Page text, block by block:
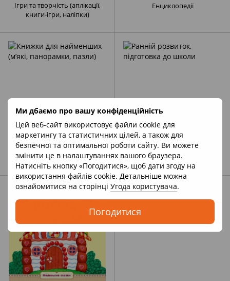
Ми дбаємо про вашу конфіденційність
Цей веб-сайт використовує файли cookie для
маркетингу та статистичних цілей, а також для
безпечної та оптимальної роботи сайту. Ви можете
змінити це в налаштуваннях вашого браузера.
Натисніть кнопку «Погодитися», щоб дати згоду на
використання файлів cookie. Детальніше можна
ознайомитися на сторінці Угода користувача.
Погодитися
Ігри та творчість (аплікації,
книги-ігри, наліпки)
Енциклопедії
Книжки для найменших (м’які,
панорамки, пазли)
Ранній розвиток, підготовка
до школи